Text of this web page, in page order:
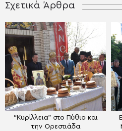
Σχετικά Άρθρα
“Κυρίλλεια” στο Πύθιο και
την Ορεστιάδα